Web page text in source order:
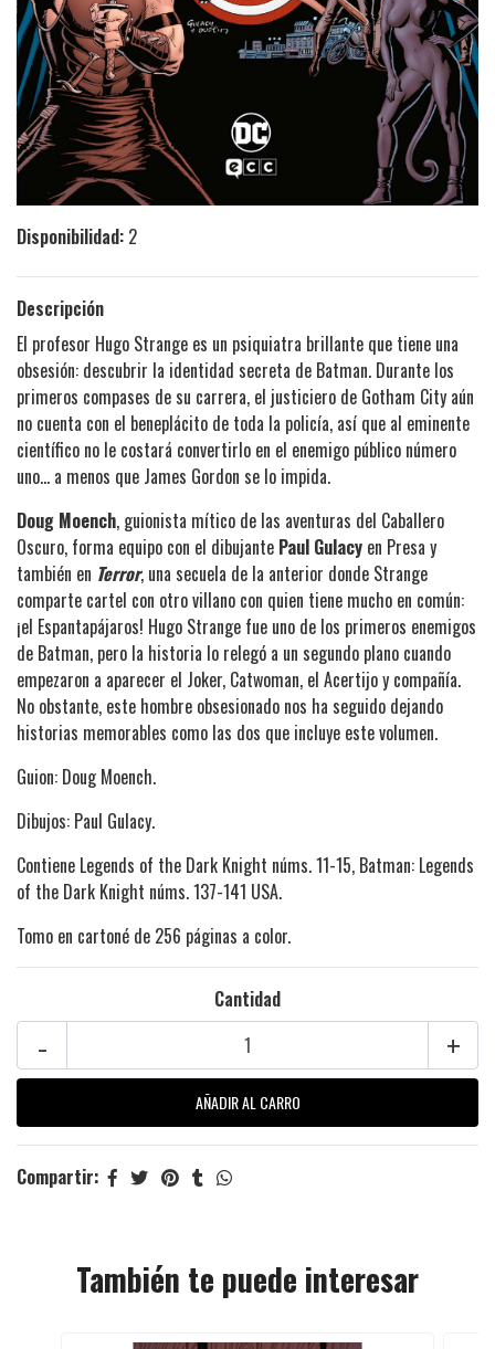
Disponibilidad: 2
Descripción
El profesor Hugo Strange es un psiquiatra brillante que tiene una
obsesión: descubrir la identidad secreta de Batman. Durante los
primeros compases de su carrera, el justiciero de Gotham City aún
no cuenta con el beneplácito de toda la policía, así que al eminente
científico no le costará convertirlo en el enemigo público número
uno... a menos que James Gordon se lo impida.
Doug Moench, guionista mítico de las aventuras del Caballero
Oscuro, forma equipo con el dibujante Paul Gulacy en Presa y
también en Terror, una secuela de la anterior donde Strange
comparte cartel con otro villano con quien tiene mucho en común:
¡el Espantapájaros! Hugo Strange fue uno de los primeros enemigos
de Batman, pero la historia lo relegó a un segundo plano cuando
empezaron a aparecer el Joker, Catwoman, el Acertijo y compañía.
No obstante, este hombre obsesionado nos ha seguido dejando
historias memorables como las dos que incluye este volumen.
Guion: Doug Moench.
Dibujos: Paul Gulacy.
Contiene Legends of the Dark Knight núms. 11-15, Batman: Legends
of the Dark Knight núms. 137-141 USA.
Tomo en cartoné de 256 páginas a color.
Cantidad
+
-
Compartir:
También te puede interesar